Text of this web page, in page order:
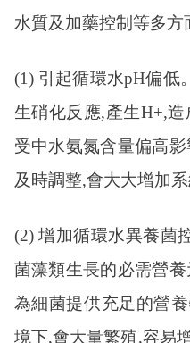
水質及加藥控制等多方
(1) 引起循環水pH偏低
生硝化反應,產生H+,
受中水氨氮含量偏高
及時調整,會大大增加系
(2) 增加循環水異養菌
菌藻類生長的必需營
為細菌提供充足的營
境下,會大量繁殖,容易